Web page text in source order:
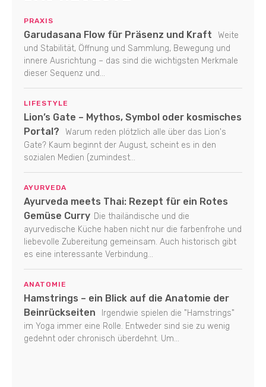
PRAXIS
Garudasana Flow für Präsenz und Kraft
Weite
und Stabilität, Öffnung und Sammlung, Bewegung und
innere Ausrichtung – das sind die wichtigsten Merkmale
dieser Sequenz und...
LIFESTYLE
Lion’s Gate – Mythos, Symbol oder kosmisches
Portal?
Warum reden plötzlich alle über das Lion's
Gate? Kaum beginnt der August, scheint es in den
sozialen Medien (zumindest...
AYURVEDA
Ayurveda meets Thai: Rezept für ein Rotes
Gemüse Curry Die thailändische und die
ayurvedische Küche haben nicht nur die farbenfrohe und
liebevolle Zubereitung gemeinsam. Auch historisch gibt
es eine interessante Verbindung...
ANATOMIE
Hamstrings – ein Blick auf die Anatomie der
Beinrückseiten
Irgendwie spielen die "Hamstrings"
im Yoga immer eine Rolle. Entweder sind sie zu wenig
gedehnt oder chronisch überdehnt. Um...